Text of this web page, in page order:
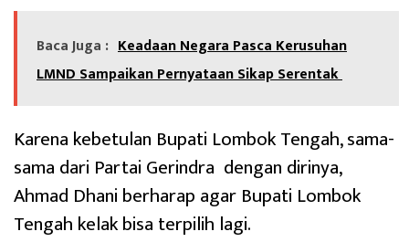
Baca Juga : Keadaan Negara Pasca Kerusuhan
LMND Sampaikan Pernyataan Sikap Serentak
Karena kebetulan Bupati Lombok Tengah, sama-
sama dari Partai Gerindra dengan dirinya,
Ahmad Dhani berharap agar Bupati Lombok
Tengah kelak bisa terpilih lagi.